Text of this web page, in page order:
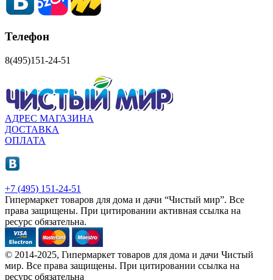
Телефон
8(495)151-24-51
АДРЕС МАГАЗИНА
ДОСТАВКА
ОПЛАТА
+7 (495) 151-24-51
Гипермаркет товаров для дома и дачи “Чистый мир”. Все
права защищены. При цитировании активная ссылка на
ресурс обязательна.
© 2014-2025, Гипермаркет товаров для дома и дачи Чистый
мир. Все права защищены. При цитировании ссылка на
ресурс обязательна